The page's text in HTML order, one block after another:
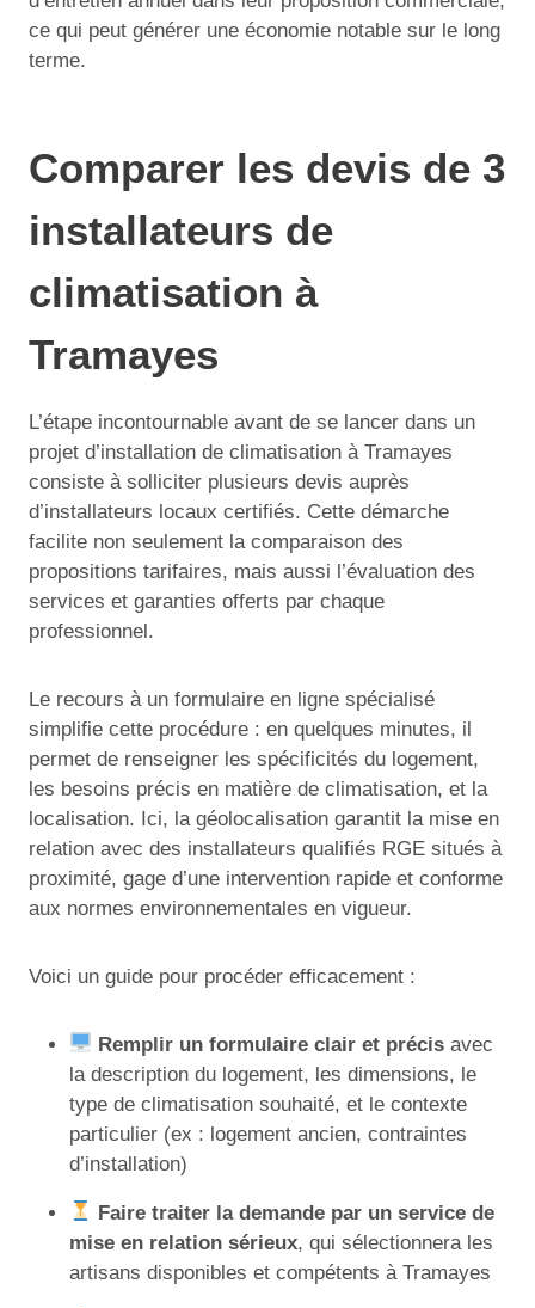
ce qui peut générer une économie notable sur le long
terme.
Comparer les devis de 3
installateurs de
climatisation à
Tramayes
L’étape incontournable avant de se lancer dans un
projet d’installation de climatisation à Tramayes
consiste à solliciter plusieurs devis auprès
d’installateurs locaux certifiés. Cette démarche
facilite non seulement la comparaison des
propositions tarifaires, mais aussi l’évaluation des
services et garanties offerts par chaque
professionnel.
Le recours à un formulaire en ligne spécialisé
simplifie cette procédure : en quelques minutes, il
permet de renseigner les spécificités du logement,
les besoins précis en matière de climatisation, et la
localisation. Ici, la géolocalisation garantit la mise en
relation avec des installateurs qualifiés RGE situés à
proximité, gage d’une intervention rapide et conforme
aux normes environnementales en vigueur.
Voici un guide pour procéder efficacement :
Remplir un formulaire clair et précis avec
la description du logement, les dimensions, le
type de climatisation souhaité, et le contexte
particulier (ex : logement ancien, contraintes
d’installation)
Faire traiter la demande par un service de
mise en relation sérieux, qui sélectionnera les
artisans disponibles et compétents à Tramayes